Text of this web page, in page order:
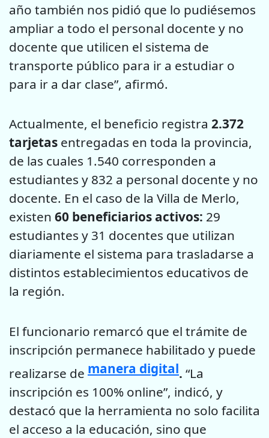
año también nos pidió que lo pudiésemos
ampliar a todo el personal docente y no
docente que utilicen el sistema de
transporte público para ir a estudiar o
para ir a dar clase”, afirmó.
Actualmente, el beneficio registra 2.372
tarjetas entregadas en toda la provincia,
de las cuales 1.540 corresponden a
estudiantes y 832 a personal docente y no
docente. En el caso de la Villa de Merlo,
existen 60 beneficiarios activos: 29
estudiantes y 31 docentes que utilizan
diariamente el sistema para trasladarse a
distintos establecimientos educativos de
la región.
El funcionario remarcó que el trámite de
inscripción permanece habilitado y puede
realizarse de manera digital. “La
inscripción es 100% online”, indicó, y
destacó que la herramienta no solo facilita
el acceso a la educación, sino que